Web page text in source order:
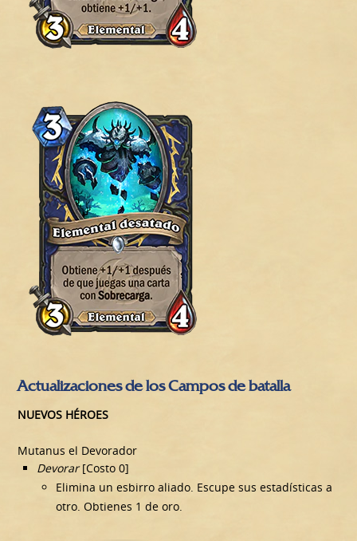
Actualizaciones de los Campos de batalla
NUEVOS HÉROES
Mutanus el Devorador
Devorar[Costo 0]
Elimina un esbirro aliado. Escupe sus estadísticas a
otro. Obtienes 1 de oro.